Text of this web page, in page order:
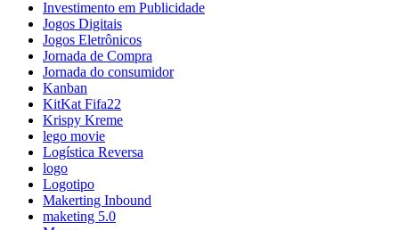
Investimento em Publicidade
Jogos Digitais
Jogos Eletrônicos
Jornada de Compra
Jornada do consumidor
Kanban
KitKat Fifa22
Krispy Kreme
lego movie
Logística Reversa
logo
Logotipo
Makerting Inbound
maketing 5.0